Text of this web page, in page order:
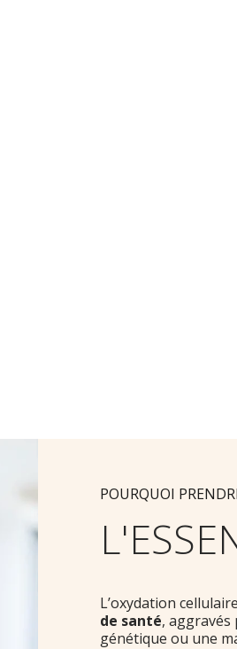
POURQUOI
L’oxydation cellulaire
de santé, aggravés
génétique ou une